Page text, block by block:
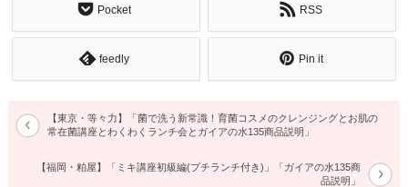
Pocket RSS
feedly Pin it
【東京・等々力】「菌で洗う新常識！育菌コスメのクレンジングとお肌の
常在菌講座とわくわくランチ会とガイアの水135商品説明」
【福岡・粕屋】「ミキ講座初級編(プチランチ付き)」「ガイアの水135商
品説明」